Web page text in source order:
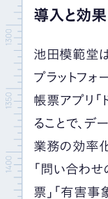
導入と効果
池田模範堂
プラットフォ
帳票アプリ「
ることで、デ
業務の効率
「問い合わ
票」「有害